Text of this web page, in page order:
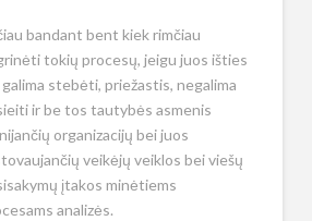
bandant bent kiek rimčiau
tokių procesų, jeigu juos išties
galima stebėti, priežastis, negalima
ir be tos tautybės asmenis
organizacijų bei juos
veikėjų veiklos bei viešų
įtakos minėtiems
analizės.